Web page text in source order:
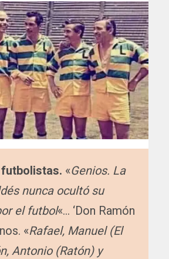
«Genios. La
nunca ocultó su
el futbol«… ‘Don Ramón
«Rafael, Manuel (El
Antonio (Ratón) y